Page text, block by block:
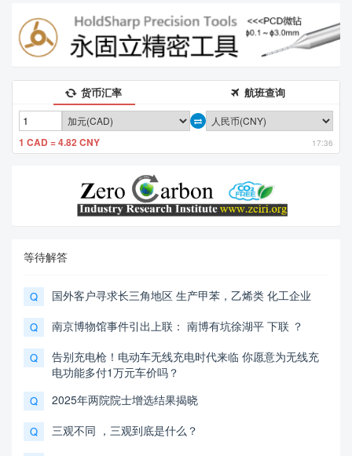
货币汇率 航班查询
1 CAD = 4.82 CNY 17:36
等待解答
Q 国外客户寻求长三角地区 生产甲苯，乙烯类 化工企业
Q 南京博物馆事件引出上联： 南博有坑徐湖平 下联 ？
Q
告别充电枪！电动车无线充电时代来临 你愿意为无线充
电功能多付1万元车价吗？
Q 2025年两院院士增选结果揭晓
Q 三观不同 ，三观到底是什么？